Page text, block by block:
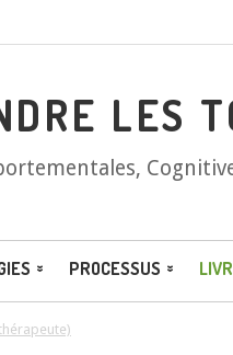
LES
PROCESSUS